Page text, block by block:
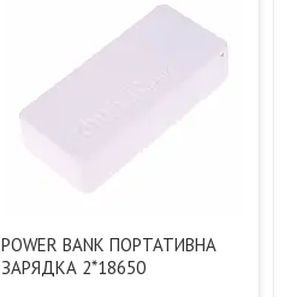
POWER BANK ПОРТАТИВНА
ЗАРЯДКА 2*18650